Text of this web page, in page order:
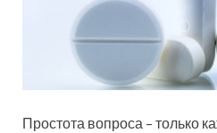
Простота вопроса – только